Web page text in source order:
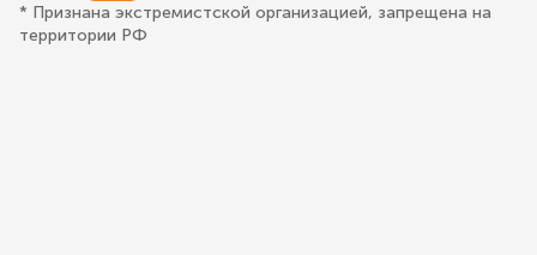
* Признана экстремистской организацией, запрещена на
территории РФ